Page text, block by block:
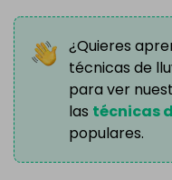
¿Quieres
técnicas de
para ver
las técnicas
populares.